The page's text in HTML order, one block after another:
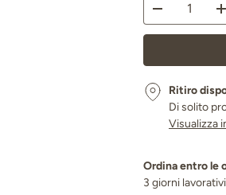
Diminuire la
Ritiro
Di solito
Visualizza
Ordina entro le
3 giorni